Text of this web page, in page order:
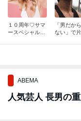
１０周年♡サマ
ースペシャル感
「男だか
ない」で片
ABEMA
人気芸人 長男の